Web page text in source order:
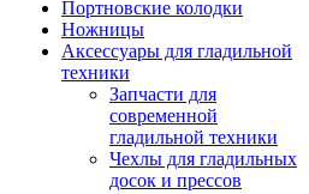
Портновские колодки
Ножницы
Аксессуары для гладильной
техники
Запчасти для
современной
гладильной техники
Чехлы для гладильных
досок и прессов